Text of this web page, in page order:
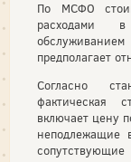
По МСФО
расходами в
предполагает
Согласно
фактическая
включает цену
неподлежащие